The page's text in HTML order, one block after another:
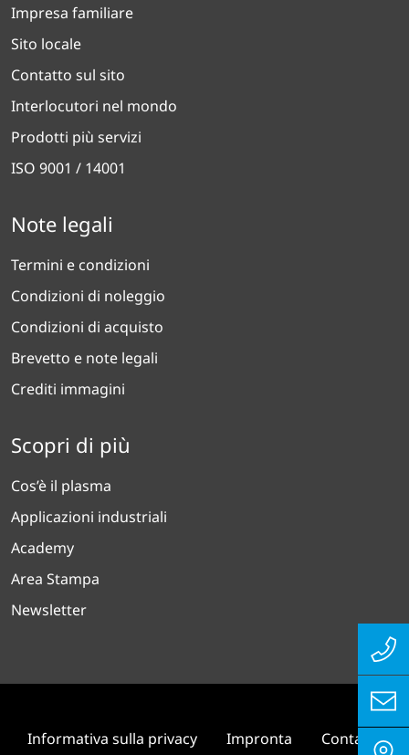
Impresa familiare
Sito locale
Contatto sul sito
Interlocutori nel mondo
Prodotti più servizi
ISO 9001 / 14001
Note legali
Termini e condizioni
Condizioni di noleggio
Condizioni di acquisto
Brevetto e note legali
Crediti immagini
Scopri di più
Cos’è il plasma
Applicazioni industriali
Academy
Area Stampa
Newsletter
Informativa sulla privacy Impronta Contatto